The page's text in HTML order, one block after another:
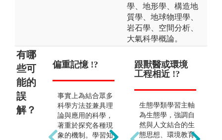
學、地形學、構造地
質學、地球物理學、
岩石學、空間分析、
大氣科學概論。
有哪
些可
能的
誤
解？
偏重記憶 !?
事實上為結合眾多
科學方法並兼具理
論與應用的科學，
著重於探究各種現
象的機制。學習知
野外觀測 !?
學的研究方法之
一，尤其近來所發
生的自然災害，若
沒有親歷現場很難
跟獸醫或環境
工程相近 !?
生態學類學習主軸
為生態學，強調自
然與人文結合的生
態思想、環境教育